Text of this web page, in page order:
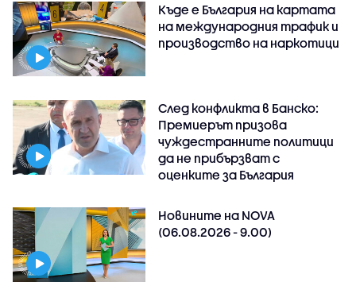
Къде е България на картата
на международния трафик и
производство на наркотици
След конфликта в Банско:
Премиерът призова
чуждестранните политици
да не прибързват с
оценките за България
Новините на NOVA
(06.08.2026 - 9.00)